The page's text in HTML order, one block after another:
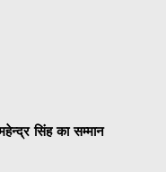
सिंह का सम्मान